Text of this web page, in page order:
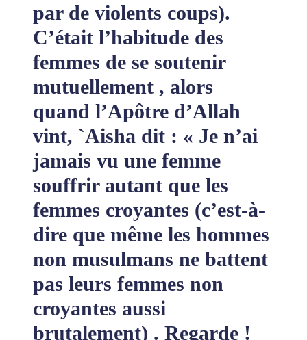
par de violents coups).
C’était l’habitude des
femmes de se soutenir
mutuellement , alors
quand l’Apôtre d’Allah
vint, `Aisha dit : « Je n’ai
jamais vu une femme
souffrir autant que les
femmes croyantes (c’est-à-
dire que même les hommes
non musulmans ne battent
pas leurs femmes non
croyantes aussi
brutalement) . Regarde !